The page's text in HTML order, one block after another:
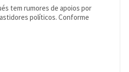
tem rumores de apoios por
políticos. Conforme